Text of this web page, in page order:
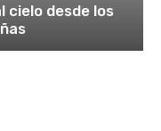
cielo desde los